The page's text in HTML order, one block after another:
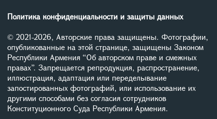
Политика конфиденциальности и защиты данных
© 2021-2026, Авторские права защищены. Фотографии,
опубликованные на этой странице, защищены Законом
Республики Армения “Об авторском праве и смежных
правах”. Запрещается репродукция, распространение,
иллюстрация, адаптация или переделывание
запостированных фотографий, или использование их
другими способами без согласия сотрудников
Конституционного Суда Республики Армения.